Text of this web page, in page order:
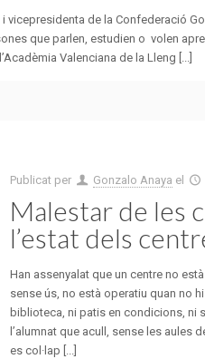
vicepresidenta de la Confederació
que parlen, estudien o volen
Valenciana de la Lleng [...]
Publicat per Gonzalo Anaya el
Malestar de les
l’estat dels
Han assenyalat que un centre no
sense ús, no està operatiu quan no
biblioteca, ni patis en condicions, ni
l’alumnat que acull, sense les aules
es col·lap [...]